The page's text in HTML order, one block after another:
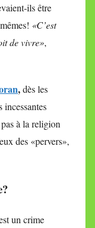
ils être
«C’est
de vivre»,
,dès les
incessantes
à la religion
des «pervers»,
un crime